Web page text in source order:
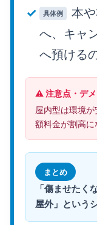
具体例
本
へ、キャ
へ預ける
⚠️ 注意点・デメ
屋内型は環境
額料金が割高に
まとめ
「傷ませたく
屋外」という